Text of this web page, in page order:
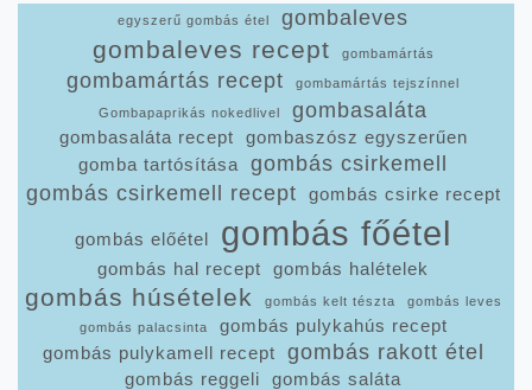
egyszerű gombás étel gombaleves
gombaleves recept gombamártás
gombamártás recept gombamártás tejszínnel
Gombapaprikás nokedlivel gombasaláta
gombasaláta recept
gombaszósz egyszerűen
gomba tartósítása
gombás csirkemell
gombás csirkemell recept
gombás csirke recept
gombás előétel gombás főétel
gombás hal recept gombás halételek
gombás húsételek gombás kelt tészta
gombás leves
gombás palacsinta
gombás pulykahús recept
gombás pulykamell recept
gombás rakott étel
gombás reggeli
gombás saláta